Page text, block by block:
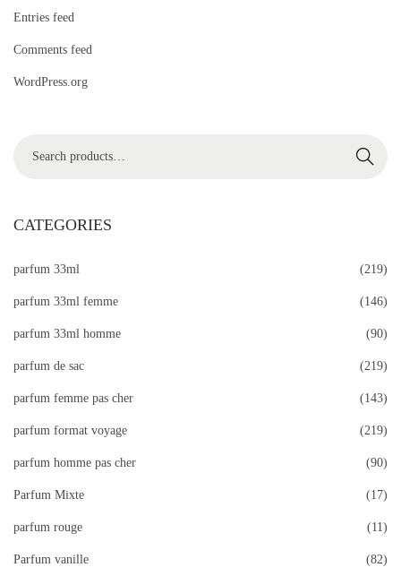
Entries feed
Comments feed
WordPress.org
r
h
:
>
Search
CATEGORIES
parfum 33ml (219)
parfum 33ml femme (146)
parfum 33ml homme (90)
parfum de sac (219)
parfum femme pas cher (143)
parfum format voyage (219)
parfum homme pas cher (90)
Parfum Mixte (17)
parfum rouge (11)
Parfum vanille (82)